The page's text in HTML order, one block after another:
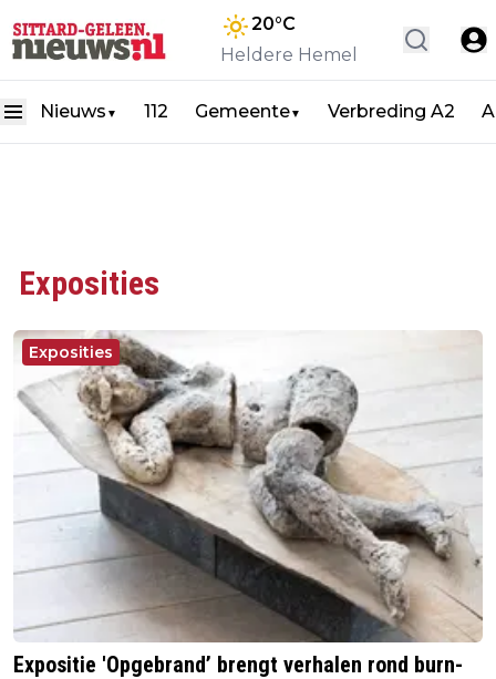
20°C
Heldere Hemel
Nieuws ▼ 112 Gemeente▼ Verbreding A2
Exposities
Exposities
Expositie 'Opgebrand’ brengt verhalen rond burn-